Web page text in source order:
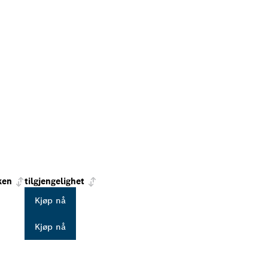
tilgjengelighet
Kjøp nå
Kjøp nå